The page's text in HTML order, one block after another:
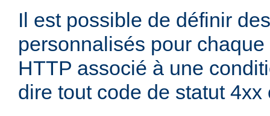
Il est possible de définir
personnalisés pour
HTTP associé à une
dire tout code de statut 4xx